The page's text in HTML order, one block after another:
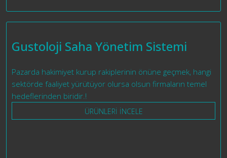
Gustoloji Saha Yönetim Sistemi
Pazarda hakimiyet kurup rakiplerinin önüne geçmek, hangi
sektörde faaliyet yürütüyor olursa olsun firmaların temel
hedeflerinden biridir.!
ÜRÜNLERİ İNCELE